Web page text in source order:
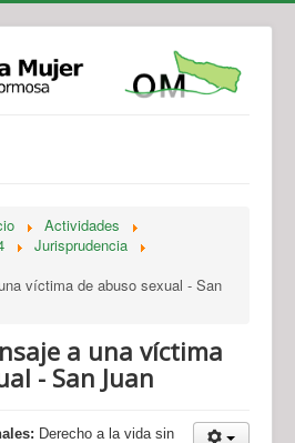
Actividades
Jurisprudencia
víctima de abuso sexual - San
a una víctima
- San Juan
Derecho a la vida sin